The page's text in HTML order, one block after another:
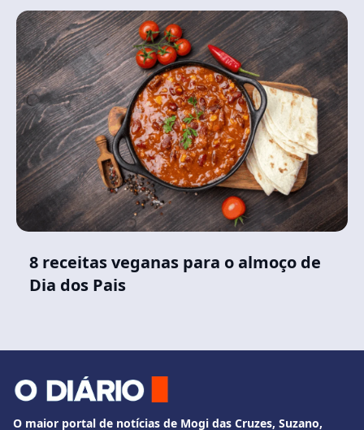
8 receitas veganas para o almoço de
Dia dos Pais
O maior portal de notícias de Mogi das Cruzes, Suzano,